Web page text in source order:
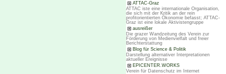
ATTAC-Graz
ATTAC iste eine internationale Organisation,
die sich mit der Kritik an der rein
profitorientierten Ökonomie befasst; ATTAC-
Graz ist eine lokale Aktivistengruppe
ausreißer
Die grazer Wandzeitung des Verein zur
Förderung von Medienvielfalt und freier
Berichterstattung
Blog für Science & Politik
Darstellung alternativer Interpretationen
aktueller Ereignisse
EPICENTER.WORKS
Verein für Datenschutz im Internet